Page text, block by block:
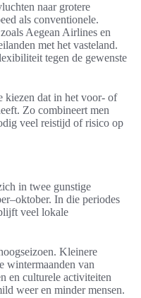
naar grotere
als conventionele.
Aegean Airlines en
met het vasteland.
tegen de gewenste
kiezen dat in het voor- of
Zo combineert men
veel reistijd of risico op
in twee gunstige
In die periodes
veel lokale
Kleinere
wintermaanden van
en culturele activiteiten
weer en minder mensen.